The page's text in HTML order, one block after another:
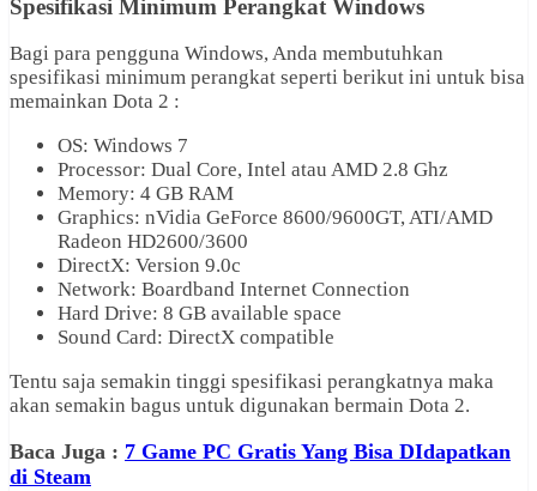
Spesifikasi Minimum Perangkat Windows
Bagi para pengguna Windows, Anda membutuhkan
spesifikasi minimum perangkat seperti berikut ini untuk bisa
memainkan Dota 2 :
OS: Windows 7
Processor: Dual Core, Intel atau AMD 2.8 Ghz
Memory: 4 GB RAM
Graphics: nVidia GeForce 8600/9600GT, ATI/AMD
Radeon HD2600/3600
DirectX: Version 9.0c
Network: Boardband Internet Connection
Hard Drive: 8 GB available space
Sound Card: DirectX compatible
Tentu saja semakin tinggi spesifikasi perangkatnya maka
akan semakin bagus untuk digunakan bermain Dota 2.
Baca Juga : 7 Game PC Gratis Yang Bisa DIdapatkan
di Steam